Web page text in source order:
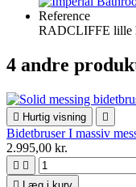
Reference
RADCLIFFE lille
4 andre
 Hurtig visning 
Bidetbruser I massiv
2.995,00 kr.
 